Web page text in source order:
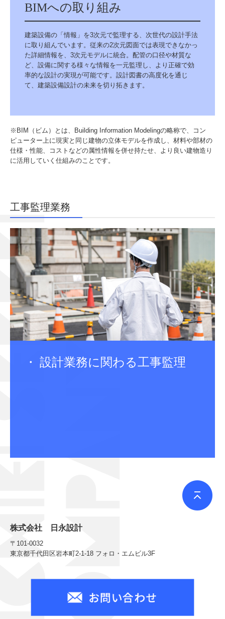
BIMへの取り組み
建築設備の「情報」を3次元で監理する、次世代の設計手法
に取り組んでいます。従来の2次元図面では表現できなかっ
た詳細情報を、3次元モデルに統合。配管の口径や材質な
ど、設備に関する様々な情報を一元監理し、より正確で効
率的な設計の実現が可能です。設計図書の高度化を通じ
て、建築設備設計の未来を切り拓きます。
※BIM（ビム）とは、Building Information Modelingの略称で、コン
ピューター上に現実と同じ建物の立体モデルを作成し、材料や部材の
仕様・性能、コストなどの属性情報を併せ持たせ、より良い建物造り
に活用していく仕組みのことです。
工事監理業務
・ 設計業務に関わる工事監理
株式会社 日永設計
〒101-0032
東京都千代田区岩本町2-1-18 フォロ・エムビル3F